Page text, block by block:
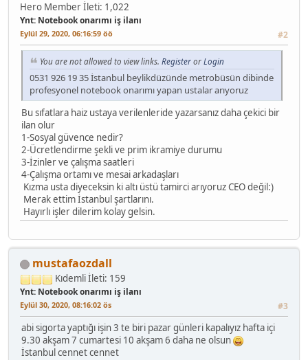
Hero Memberİleti: 1,022
Ynt: Notebook onarımı iş ilanı
Eylül 29, 2020, 06:16:59 öö #2
You are not allowed to view links. RegisterorLogin
0531 926 19 35 İstanbul beylikdüzünde metrobüsün dibinde
profesyonel notebook onarımı yapan ustalar arıyoruz
Bu sıfatlara haiz ustaya verilenleride yazarsanız daha çekici bir
ilan olur
1-Sosyal güvence nedir?
2-Ücretlendirme şekli ve prim ikramiye durumu
3-İzinler ve çalışma saatleri
4-Çalışma ortamı ve mesai arkadaşları
Kızma usta diyeceksin ki altı üstü tamirci arıyoruz CEO değil:)
Merak ettim İstanbul şartlarını.
Hayırlı işler dilerim kolay gelsin.
mustafaozdall
Kıdemliİleti: 159
Ynt: Notebook onarımı iş ilanı
Eylül 30, 2020, 08:16:02 ös #3
abi sigorta yaptığı işin 3 te biri pazar günleri kapalıyız hafta içi
9.30 akşam 7 cumartesi 10 akşam 6 daha ne olsun
İstanbul cennet cennet